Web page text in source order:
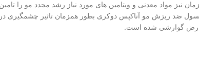
ضد ریزش مو آناکپس دوکری بطور همزمان تاثیر چشمگیری
گوارشی شده است.